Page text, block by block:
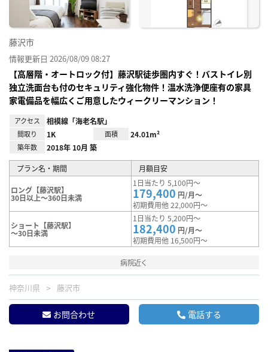
藤沢市
情報更新日 2026/08/09 08:27
【高層階・オートロック付】藤沢駅徒歩圏内すぐ！バストイレ別
独立洗面台も付のセキュリティ強化物件！温水洗浄便座有の家具
家電備品を幅広くご用意したウィークリーマンション！
アクセス 相模線「海老名駅」
間取り 1K 面積 24.01m²
築年数 2018年 10月 築
プラン名・期間 月額目安
ロング【藤沢駅】
30日以上～360日未満
1日当たり 5,100円～
179,400 円/月～
初期費用他 22,000円～
ショート【藤沢駅】
～30日未満
1日当たり 5,200円～
182,400 円/月～
初期費用他 16,500円～
病院近く
神奈川県 藤沢市
お問合わせ 電話する